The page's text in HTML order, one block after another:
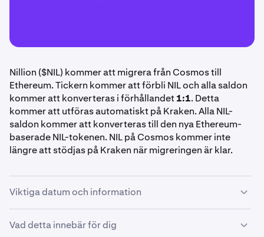
Nillion ($NIL) kommer att migrera från Cosmos till
Ethereum. Tickern kommer att förbli NIL och alla saldon
kommer att konverteras i förhållandet1:1. Detta
kommer att utföras automatiskt på Kraken. Alla NIL-
saldon kommer att konverteras till den nya Ethereum-
baserade NIL-tokenen. NIL på Cosmos kommer inte
längre att stödjas på Kraken när migreringen är klar.
Viktiga datum och information
Vänligen granska dina NIL-innehav och notera följande
tidsfrister. Ingen åtgärd krävs från din sida, Kraken
Vad detta innebär för dig